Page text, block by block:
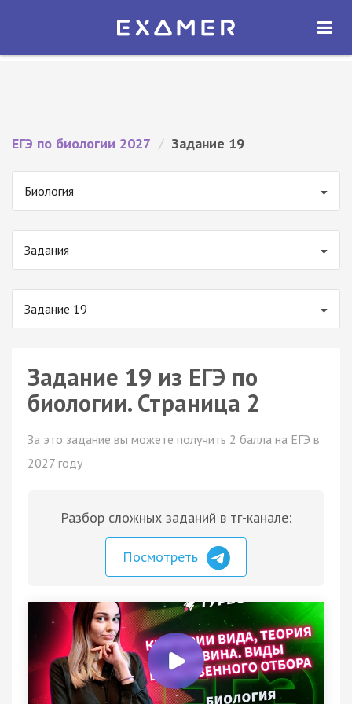
Экзамер — ЕГЭ 2027
ОТКРЫТЬ
ЕГЭ по биологии 2027 / Задание 19
Биология
Задания
Задание 19
Задание 19 из ЕГЭ по
биологии. Страница 2
За это задание вы можете получить 2 балла на ЕГЭ в
2027 году
Разбор сложных заданий в тг-канале:
Посмотреть